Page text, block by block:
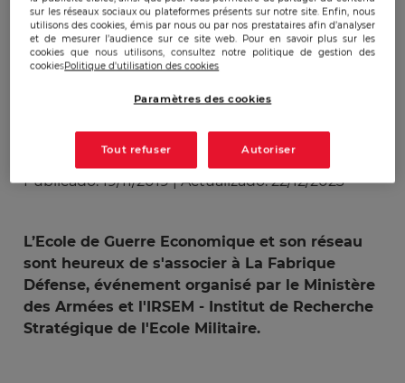
1ère édition
Publicado: 19/11/2019|Actualizado: 22/12/2023
L’Ecole de Guerre Economique et son réseau
sont heureux de s'associer à La Fabrique
Défense, événement organisé par le Ministère
des Armées et l'IRSEM - Institut de Recherche
Stratégique de l'Ecole Militaire.
sur les réseaux sociaux ou plateformes présents sur notre site. Enfin, nous
utilisons des cookies, émis par nous ou par nos prestataires afin d’analyser
et de mesurer l’audience sur ce site web. Pour en savoir plus sur les
cookies que nous utilisons, consultez notre politique de gestion des
cookiesPolitique d'utilisation des cookies
Paramètres des cookies
Tout refuser Autoriser